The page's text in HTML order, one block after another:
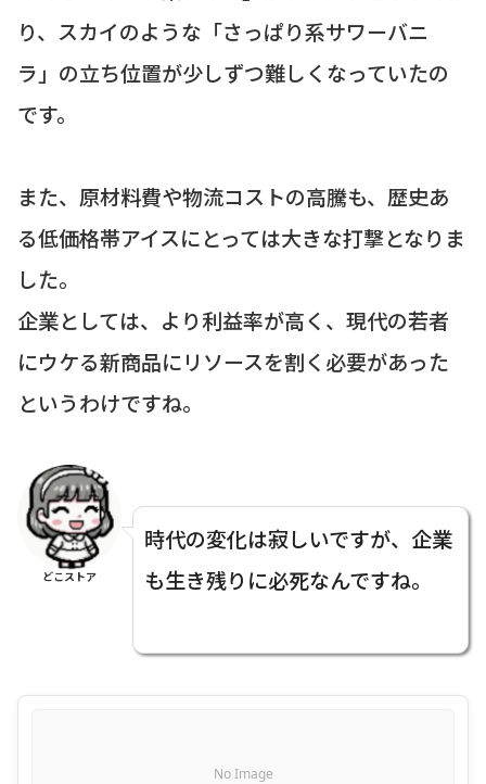
り、スカイのような「さっぱり系サワーバニ
ラ」の立ち位置が少しずつ難しくなっていたの
です。
また、原材料費や物流コストの高騰も、歴史あ
る低価格帯アイスにとっては大きな打撃となりま
した。
企業としては、より利益率が高く、現代の若者
にウケる新商品にリソースを割く必要があった
というわけですね。
どこストア
時代の変化は寂しいですが、企業
も生き残りに必死なんですね。
No Image